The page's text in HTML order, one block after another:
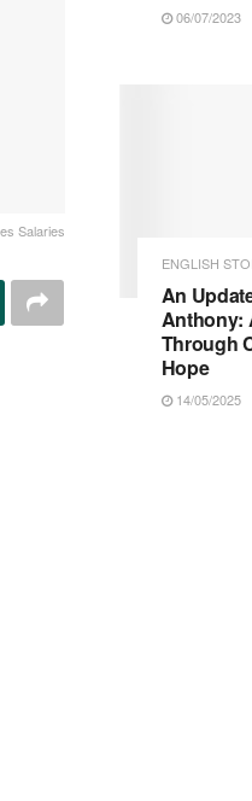
Salaries
06/07/2023
ENGLISH
An
Anthony:
Through
Hope
14/05/2025